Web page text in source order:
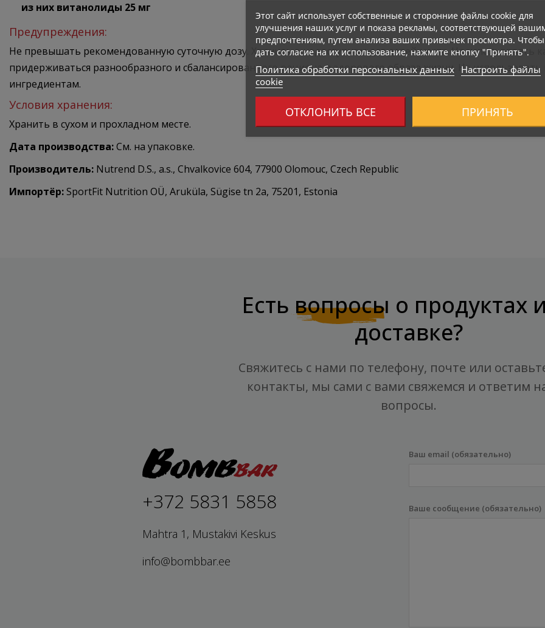
из них витанолиды 25 мг
Предупреждения:
Не превышать рекомендованную суточную дозу. Хранить в недоступном для детей месте. Не использовать
придерживаться разнообразного и сбалансированного рациона и здорового образа жизни. Не
ингредиентам.
Условия хранения:
Хранить в сухом и прохладном месте.
Дата производства:См. на упаковке.
Производитель: Nutrend D.S., a.s., Chvalkovice 604, 77900 Olomouc, Czech Republic
Импортёр:SportFit Nutrition OÜ, Aruküla, Sügise tn 2a, 75201, Estonia
Есть вопросы о продуктах
доставке?
Свяжитесь с нами по телефону, почте или
контакты, мы сами с вами свяжемся и ответим
вопросы.
+372 5831 5858
Mahtra 1, Mustakivi Keskus
info@bombbar.ee
Ваш email (обязательно)
Ваше сообщение (обязательно)
Этот сайт использует собственные и сторонние файлы cookie для
улучшения наших услуг и показа рекламы, соответствующей
предпочтениям, путем анализа ваших привычек просмотра. Чтобы
дать согласие на их использование, нажмите кнопку "Принять".
Политика обработки персональных данных
Настроить файлы
cookie
ОТКЛОНИТЬ ВСЕ ПРИНЯТЬ